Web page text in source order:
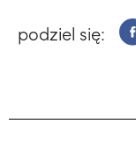
podziel się: